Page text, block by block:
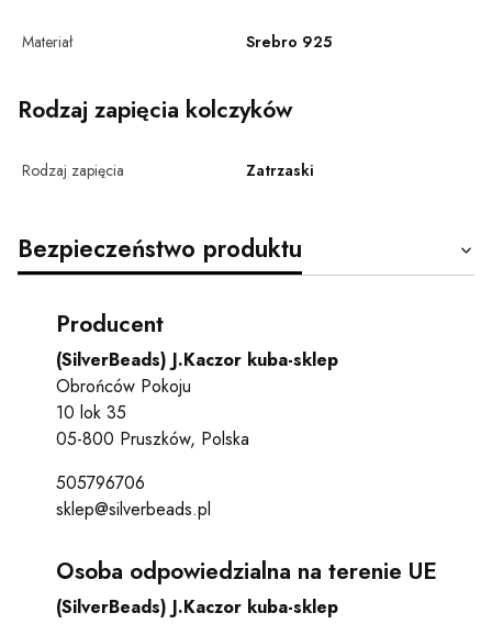
Materiał Srebro 925
Rodzaj zapięcia kolczyków
Rodzaj zapięcia Zatrzaski
Bezpieczeństwo produktu
Producent
(SilverBeads) J.Kaczor kuba-sklep
Obrońców Pokoju
10 lok 35
05-800 Pruszków, Polska
505796706
sklep@silverbeads.pl
Osoba odpowiedzialna na terenie UE
(SilverBeads) J.Kaczor kuba-sklep